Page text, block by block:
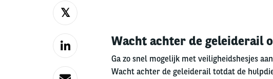
Wacht achter de geleiderail
Ga zo snel mogelijk met veiligheidshesjes
Wacht achter de geleiderail totdat de